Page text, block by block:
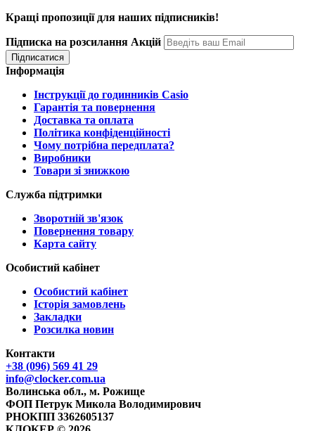
Кращі пропозиції для наших підписників!
Підписка на розсилання Акцій
Інформація
Інструкції до годинників Casio
Гарантія та повернення
Доставка та оплата
Політика конфіденційності
Чому потрібна передплата?
Виробники
Товари зі знижкою
Служба підтримки
Зворотній зв'язок
Повернення товару
Карта сайту
Особистий кабінет
Особистий кабінет
Історія замовлень
Закладки
Розсилка новин
Контакти
+38 (096) 569 41 29
info@clocker.com.ua
Волинська обл., м. Рожище
ФОП Петрук Микола Володимирович
РНОКПП 3362605137